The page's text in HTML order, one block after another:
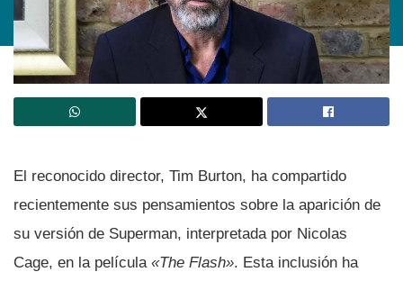
El reconocido director, Tim Burton, ha compartido
recientemente sus pensamientos sobre la aparición de
su versión de Superman, interpretada por Nicolas
Cage, en la película «The Flash». Esta inclusión ha